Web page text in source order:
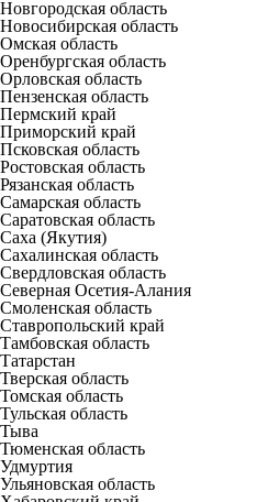
Новгородская область
Новосибирская область
Омская область
Оренбургская область
Орловская область
Пензенская область
Пермский край
Приморский край
Псковская область
Ростовская область
Рязанская область
Самарская область
Саратовская область
Саха (Якутия)
Сахалинская область
Свердловская область
Северная Осетия-Алания
Смоленская область
Ставропольский край
Тамбовская область
Татарстан
Тверская область
Томская область
Тульская область
Тыва
Тюменская область
Удмуртия
Ульяновская область